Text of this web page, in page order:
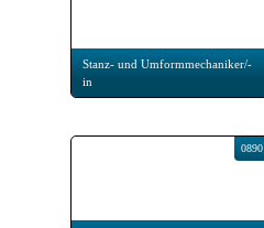
Stanz- und Umformmechaniker/-
in
0890